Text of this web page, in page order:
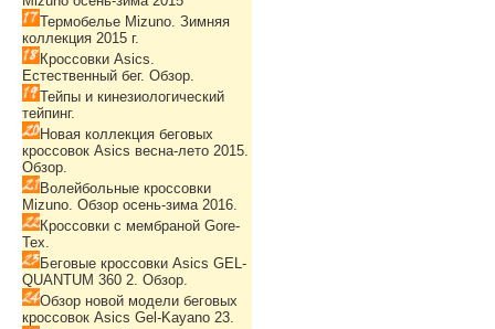
Термобелье Mizuno. Зимняя
коллекция 2015 г.
Кроссовки Asics.
Естественный бег. Обзор.
Тейпы и кинезиологический
тейпинг.
Новая коллекция беговых
кроссовок Asics весна-лето 2015.
Обзор.
Волейбольные кроссовки
Mizuno. Обзор осень-зима 2016.
Кроссовки с мембраной Gore-
Tex.
Беговые кроссовки Asics GEL-
QUANTUM 360 2. Обзор.
Обзор новой модели беговых
кроссовок Asics Gel-Kayano 23.